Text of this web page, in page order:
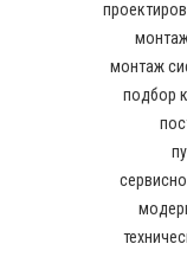
монтаж
подбор